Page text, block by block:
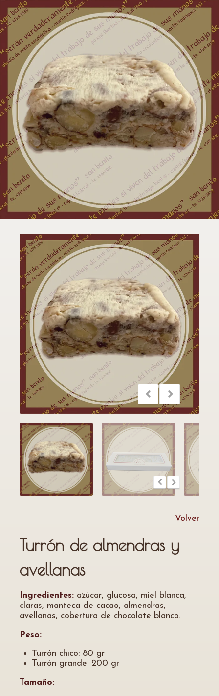
Volver
Turrón de almendras y
avellanas
Ingredientes: azúcar, glucosa, miel blanca,
claras, manteca de cacao, almendras,
avellanas, cobertura de chocolate blanco.
Peso:
Turrón chico: 80 gr
Turrón grande: 200 gr
Tamaño: